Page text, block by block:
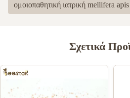
ομοιοπαθητική ιατρική mellifera apis
Σχετικά